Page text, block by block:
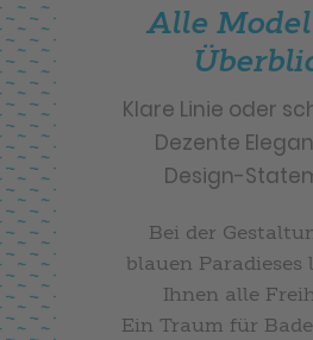
Alle
Klare Linie oder
Dezente
Design-
Bei der
blauen Paradieses
Ihnen alle
Ein Traum für